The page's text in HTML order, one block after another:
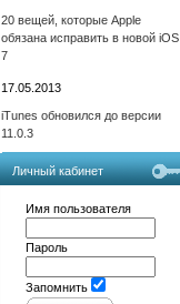
20 вещей, которые Apple
обязана исправить в новой iOS
7
17.05.2013
iTunes обновился до версии
11.0.3
Личный кабинет
Имя пользователя
Пароль
Запомнить